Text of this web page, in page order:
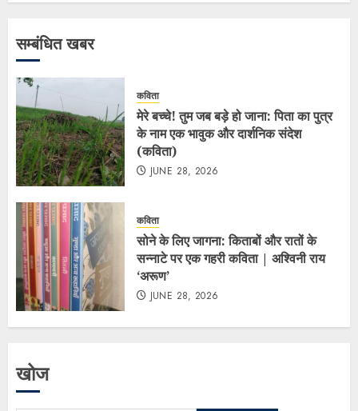
सम्बंधित खबर
कविता
मेरे बच्चे! तुम जब बड़े हो जाना: पिता का पुत्र
के नाम एक भावुक और दार्शनिक संदेश
(कविता)
JUNE 28, 2026
कविता
सोने के लिए जागना: किताबों और रातों के
सन्नाटे पर एक गहरी कविता | अश्विनी राय
‘अरूण’
JUNE 28, 2026
खोज